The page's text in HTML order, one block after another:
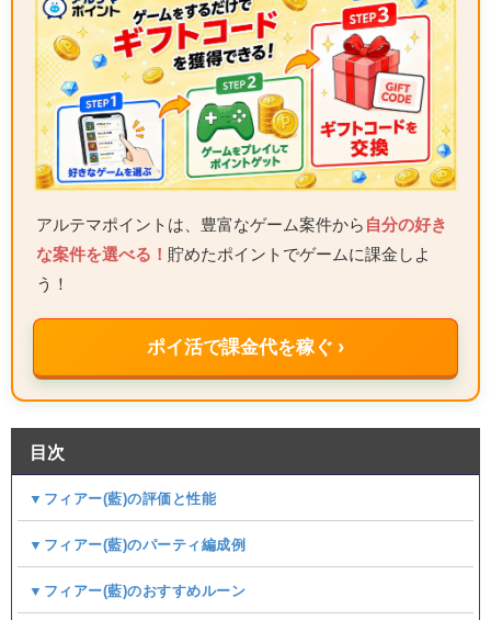
アルテマポイントは、豊富なゲーム案件から 自分の好き
な案件を選べる！ 貯めたポイントでゲームに課金しよ
う！
ポイ活で課金代を稼ぐ ›
目次
▼フィアー(藍)の評価と性能
▼フィアー(藍)のパーティ編成例​
▼フィアー(藍)のおすすめルーン